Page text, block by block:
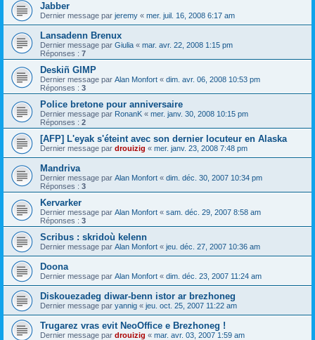
Jabber
Dernier message par jeremy « mer. juil. 16, 2008 6:17 am
Lansadenn Brenux
Dernier message par Giulia « mar. avr. 22, 2008 1:15 pm
Réponses : 7
Deskiñ GIMP
Dernier message par Alan Monfort « dim. avr. 06, 2008 10:53 pm
Réponses : 3
Police bretone pour anniversaire
Dernier message par RonanK « mer. janv. 30, 2008 10:15 pm
Réponses : 2
[AFP] L'eyak s'éteint avec son dernier locuteur en Alaska
Dernier message par drouizig « mer. janv. 23, 2008 7:48 pm
Mandriva
Dernier message par Alan Monfort « dim. déc. 30, 2007 10:34 pm
Réponses : 3
Kervarker
Dernier message par Alan Monfort « sam. déc. 29, 2007 8:58 am
Réponses : 3
Scribus : skridoù kelenn
Dernier message par Alan Monfort « jeu. déc. 27, 2007 10:36 am
Doona
Dernier message par Alan Monfort « dim. déc. 23, 2007 11:24 am
Diskouezadeg diwar-benn istor ar brezhoneg
Dernier message par yannig « jeu. oct. 25, 2007 11:22 am
Trugarez vras evit NeoOffice e Brezhoneg !
Dernier message par drouizig « mar. avr. 03, 2007 1:59 am